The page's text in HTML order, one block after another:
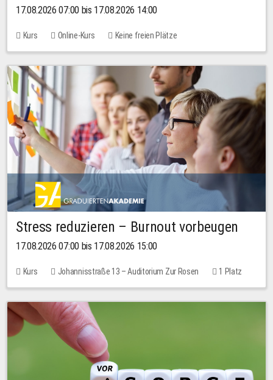
17.08.2026 07:00 bis 17.08.2026 14:00
Kurs Online-Kurs Keine freien Plätze
Stress reduzieren – Burnout vorbeugen
17.08.2026 07:00 bis 17.08.2026 15:00
Kurs Johannisstraße 13 – Auditorium Zur Rosen
1 Platz
10,00 EUR